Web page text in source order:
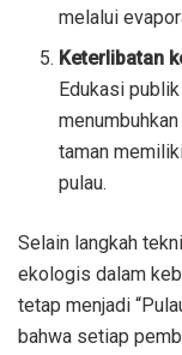
melalui
Keterlibatan
Edukasi
taman
pulau.
Selain langkah
ekologis dalam
tetap menjadi
bahwa setiap